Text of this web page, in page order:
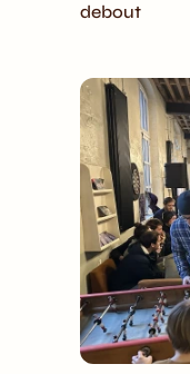
debout